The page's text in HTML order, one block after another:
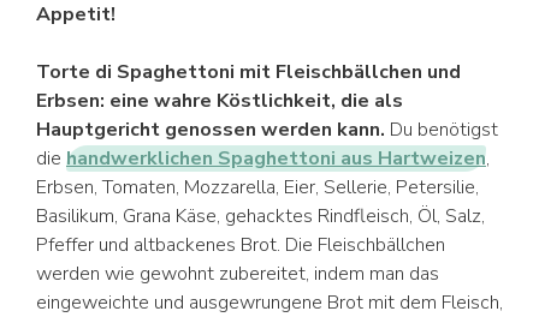
Appetit!
Torte di Spaghettoni mit Fleischbällchen und
Erbsen: eine wahre Köstlichkeit, die als
Hauptgericht genossen werden kann. Du benötigst
die handwerklichen Spaghettoni aus Hartweizen,
Erbsen, Tomaten, Mozzarella, Eier, Sellerie, Petersilie,
Basilikum, Grana Käse, gehacktes Rindfleisch, Öl, Salz,
Pfeffer und altbackenes Brot. Die Fleischbällchen
werden wie gewohnt zubereitet, indem man das
eingeweichte und ausgewrungene Brot mit dem Fleisch,